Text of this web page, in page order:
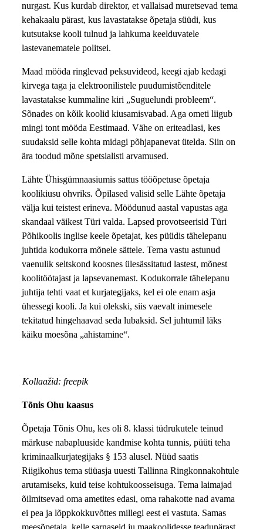
nurgast. Kus kurdab direktor, et vallaisad muretsevad tema
kehakaalu pärast, kus lavastatakse õpetaja süüdi, kus
kutsutakse kooli tulnud ja lahkuma keelduvatele
lastevanematele politsei.
Maad mööda ringlevad peksuvideod, keegi ajab kedagi
kirvega taga ja elektroonilistele puudumistõenditele
lavastatakse kummaline kiri „Suguelundi probleem“.
Sõnades on kõik koolid kiusamisvabad. Aga ometi liigub
mingi tont mööda Eestimaad. Vähe on eriteadlasi, kes
suudaksid selle kohta midagi põhjapanevat ütelda. Siin on
ära toodud mõne spetsialisti arvamused.
Lähte Ühisgümnaasiumis sattus tööõpetuse õpetaja
koolikiusu ohvriks. Õpilased valisid selle Lähte õpetaja
välja kui teistest erineva. Möödunud aastal vapustas aga
skandaal väikest Türi valda. Lapsed provotseerisid Türi
Põhikoolis inglise keele õpetajat, kes püüdis tähelepanu
juhtida kodukorra mõnele sättele. Tema vastu astunud
vaenulik seltskond koosnes ülesässitatud lastest, mõnest
koolitöötajast ja lapsevanemast. Kodukorrale tähelepanu
juhtija tehti vaat et kurjategijaks, kel ei ole enam asja
ühessegi kooli. Ja kui olekski, siis vaevalt inimesele
tekitatud hingehaavad seda lubaksid. Sel juhtumil läks
käiku moesõna „ahistamine“.
Kollaažid: freepik
Tõnis Ohu kaasus
Õpetaja Tõnis Ohu, kes oli 8. klassi tüdrukutele teinud
märkuse nabapluuside kandmise kohta tunnis, püüti teha
kriminaalkurjategijaks § 153 alusel. Nüüd saatis
Riigikohus tema süüasja uuesti Tallinna Ringkonnakohtule
arutamiseks, kuid teise kohtukoosseisuga. Tema laimajad
õilmitsevad oma ametites edasi, oma rahakotte nad avama
ei pea ja lõppkokkuvõttes millegi eest ei vastuta. Samas
meesõpetaja, kelle sarnaseid ju maakoolidesse teadupärast